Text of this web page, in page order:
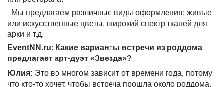
Мы предлагаем различные виды оформления: живые
или искусственные цветы, широкий спектр тканей для
арки и т.д.
EventNN.ru: Какие варианты встречи из роддома
предлагает арт-дуэт «Звезда»?
Юлия: Это во многом зависит от времени года, потому
что кто-то хочет, чтобы встреча прошла около роддома,